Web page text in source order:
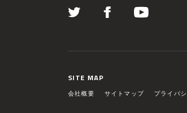
SITE MAP
会社概要 サイトマップ プライバ